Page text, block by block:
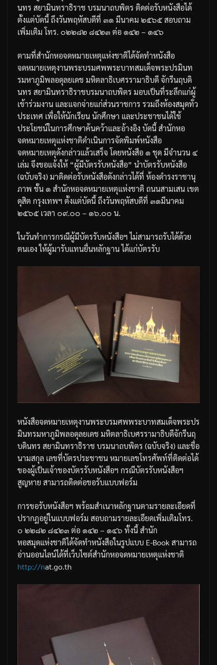
นทร สยามินทราธิราช บรมนาถบพิตร ติดต่อรับหนังสือได้
ตั้งแต่บัดนี้ถึงวันพฤหัสบดีที่ ๓๑ มีนาคม ๒๕๖๕สอบถาม
เพิ่มเติม โทร. ๐๒๒๘๒ ๘๔๒๓ ต่อ๑๔๒ – ๑๔๖
ตามที่สำนักหอจดหมายเหตุแห่งชาติได้จัดทำหนังสือ
จดหมายเหตุงานพระบรมศพพระบาทสมเด็จพระปรมินท
รมหาภูมิพลอดุลยเดช มหิตลาธิเบศรรามาธิบดีจักรีนฤบดิ
นทร สยามินทราธิราชบรมนาถบพิตร มอบเป็นที่ระลึกแก่ผู้
เข้าร่วมงาน และแจกจ่ายแก่ส่วนราชการ รวมถึงห้องสมุดทั่ว
ประเทศ เพื่อให้นักเรียนนักศึกษา และประชาชนได้ใช้
ประโยชน์ในการศึกษาค้นคว้าและอ้างอิง บัดนี้สำนักหอ
จดหมายเหตุแห่งชาติดำเนินการจัดพิมพ์หนังสือ
จดหมายเหตุดังกล่าวแล้วเสร็จ โดยหนังสือ๑ ชุดมีจํานวน ๔
เล่ม จึงขอแจ้งให้ “ผู้มีบัตรรับหนังสือ” นำบัตรรับหนังสือ
(ฉบับจริง)มาติดต่อรับหนังสือดังกล่าวได้ที่ ห้องดํารงราชานุ
ภาพ ชั้น๑ สํานักหอจดหมายเหตุแห่งชาติ ถนนสามเสน เขต
ดุสิต กรุงเทพฯ ตั้งแต่บัดนี้ถึงวันพฤหัสบดีที่ ๓๑มีนาคม
๒๕๖๕ เวลา ๐๙.๐๐ – ๑๖.๐๐ น.
ในวันทําการกรณีผู้มีบัตรรับหนังสือฯ ไม่สามารถรับได้ด้วย
ตนเอง ให้ผู้มารับแทนยื่นหลักฐานได้แก่บัตรรับ
หนังสือจดหมายเหตุงานพระบรมศพพระบาทสมเด็จพระปร
มินทรมหาภูมิพลอดุลยเดช มหิตลาธิเบศรรามาธิบดีจักรีนฤ
บดินทร สยามินทราธิราช บรมนาถบพิตร (ฉบับจริง) และชื่อ
นามสกุล เลขที่บัตรประชาชนหมายเลขโทรศัพท์ที่ติดต่อได้
ของผู้เป็นเจ้าของบัตรรับหนังสือฯ กรณีบัตรรับหนังสือฯ
สูญหาย สามารถติดต่อขอรับแบบฟอร์ม
การขอรับหนังสือฯ พร้อมสำเนาหลักฐานตามรายละเอียดที่
ปรากฏอยู่ในแบบฟอร์ม สอบถามรายละเอียดเพิ่มเติมโทร.
๐ ๒๒๘๒ ๘๔๒๓ ต่อ๑๔๒ – ๑๔๖ ทั้งนี้สำนัก
หอสมุดแห่งชาติได้จัดทำหนังสือในรูปแบบ E-Book สามารถ
อ่านออนไลน์ได้ที่เว็บไซต์สำนักหอจดหมายเหตุแห่งชาติ
http://nat.go.th